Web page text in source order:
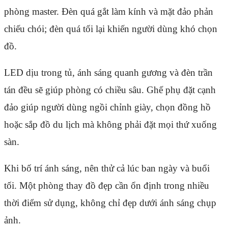
phòng master. Đèn quá gắt làm kính và mặt đảo phản
chiếu chói; đèn quá tối lại khiến người dùng khó chọn
đồ.
LED dịu trong tủ, ánh sáng quanh gương và đèn trần
tán đều sẽ giúp phòng có chiều sâu. Ghế phụ đặt cạnh
đảo giúp người dùng ngồi chỉnh giày, chọn đồng hồ
hoặc sắp đồ du lịch mà không phải đặt mọi thứ xuống
sàn.
Khi bố trí ánh sáng, nên thử cả lúc ban ngày và buổi
tối. Một phòng thay đồ đẹp cần ổn định trong nhiều
thời điểm sử dụng, không chỉ đẹp dưới ánh sáng chụp
ảnh.